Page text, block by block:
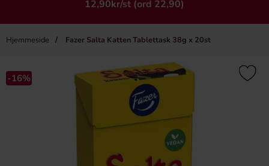
12,90kr/st (ord 22,90)
Hjemmeside Fazer Salta Katten Tablettask 38g x 20st
Heading
×
-7%
-16%